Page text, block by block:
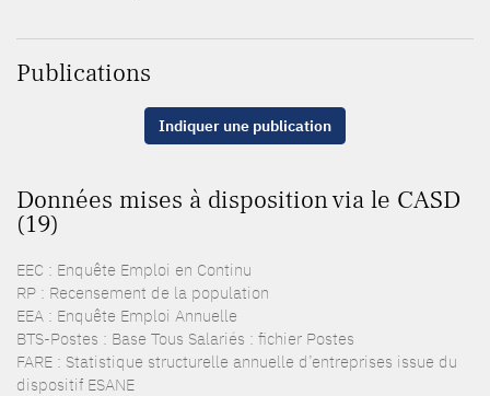
Publications
Indiquer une publication
Données mises à disposition via le CASD
(19)
EEC : Enquête Emploi en Continu
RP : Recensement de la population
EEA : Enquête Emploi Annuelle
BTS-Postes : Base Tous Salariés : fichier Postes
FARE : Statistique structurelle annuelle d’entreprises issue du
dispositif ESANE